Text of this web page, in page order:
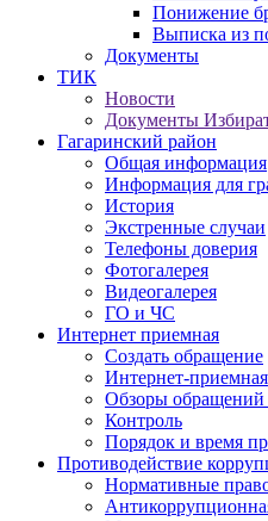
Понижение
Выписка из
Документы
ТИК
Новости
Документы
Гагаринский район
Общая информация
Информация для
История
Экстренные случаи
Телефоны доверия
Фотогалерея
Видеогалерея
ГО и ЧС
Интернет приемная
Создать обращение
Интернет-приемная
Обзоры обращений
Контроль
Порядок и время
Противодействие
Нормативные